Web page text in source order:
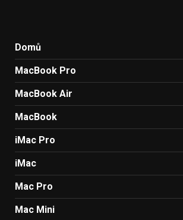
Domů
MacBook Pro
MacBook Air
MacBook
iMac Pro
iMac
Mac Pro
Mac Mini